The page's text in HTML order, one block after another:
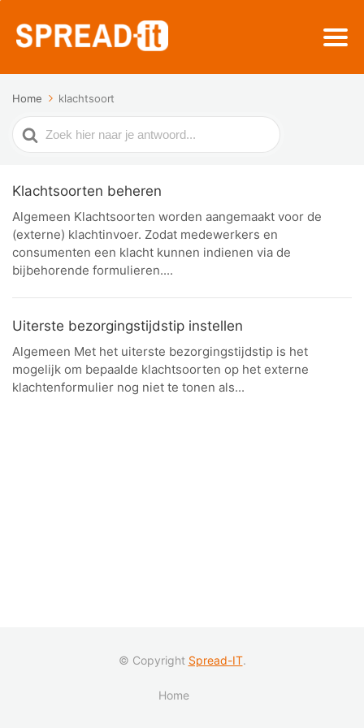
Home klachtsoort
Zoek
naar
Klachtsoorten beheren
Algemeen Klachtsoorten worden aangemaakt voor de
(externe) klachtinvoer. Zodat medewerkers en
consumenten een klacht kunnen indienen via de
bijbehorende formulieren....
Uiterste bezorgingstijdstip instellen
Algemeen Met het uiterste bezorgingstijdstip is het
mogelijk om bepaalde klachtsoorten op het externe
klachtenformulier nog niet te tonen als...
© Copyright Spread-IT.
Home